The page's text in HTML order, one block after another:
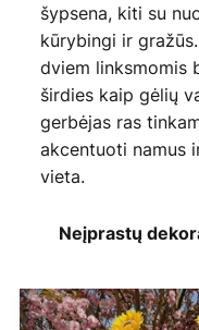
šypsena, kiti su
kūrybingi ir
dviem linksmomis
širdies kaip gėlių
gerbėjas ras
akcentuoti namus
vieta.
Neįprastų